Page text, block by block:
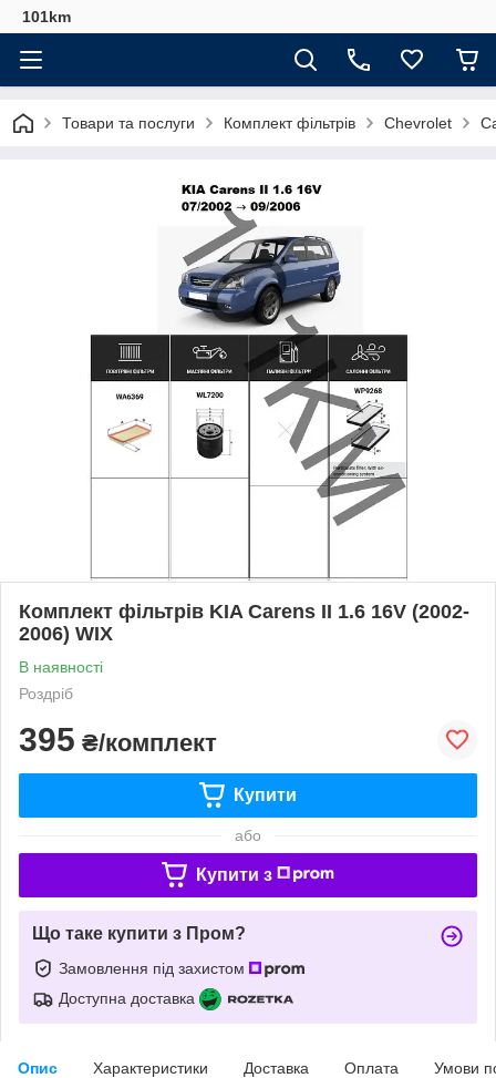
101km
Товари та послуги Комплект фільтрів Chevrolet
Комплект фільтрів KIA Carens II 1.6 16V (2002-
2006) WIX
В наявності
Роздріб
395 ₴/комплект
Купити
або
Купити з
Що таке купити з Пром?
Замовлення під захистом
Доступна доставка
Опис Характеристики Доставка Оплата Умови